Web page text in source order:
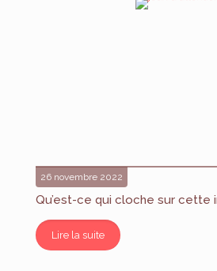
26 novembre 2022
Qu’est-ce qui cloche sur cette
Lire la suite